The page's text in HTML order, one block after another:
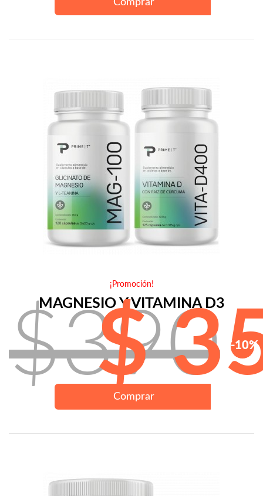
Comprar
¡Promoción!
MAGNESIO Y VITAMINA D3
$390
$ -10%
Comprar